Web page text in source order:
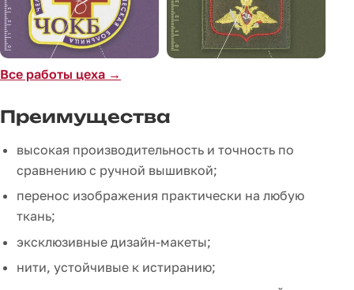
Все работы цеха →
Преимущества
высокая производительность и точность по
сравнению с ручной вышивкой;
перенос изображения практически на любую
ткань;
эксклюзивные дизайн-макеты;
нити, устойчивые к истиранию;